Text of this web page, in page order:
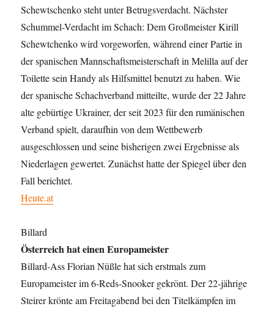
Schewtschenko steht unter Betrugsverdacht. Nächster
Schummel-Verdacht im Schach: Dem Großmeister Kirill
Schewtchenko wird vorgeworfen, während einer Partie in
der spanischen Mannschaftsmeisterschaft in Melilla auf der
Toilette sein Handy als Hilfsmittel benutzt zu haben. Wie
der spanische Schachverband mitteilte, wurde der 22 Jahre
alte gebürtige Ukrainer, der seit 2023 für den rumänischen
Verband spielt, daraufhin von dem Wettbewerb
ausgeschlossen und seine bisherigen zwei Ergebnisse als
Niederlagen gewertet. Zunächst hatte der Spiegel über den
Fall berichtet.
Heute.at
Billard
Österreich hat einen Europameister
Billard-Ass Florian Nüßle hat sich erstmals zum
Europameister im 6-Reds-Snooker gekrönt. Der 22-jährige
Steirer krönte am Freitagabend bei den Titelkämpfen im